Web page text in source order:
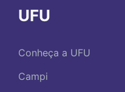
UFU
Conheça a UFU
Campi